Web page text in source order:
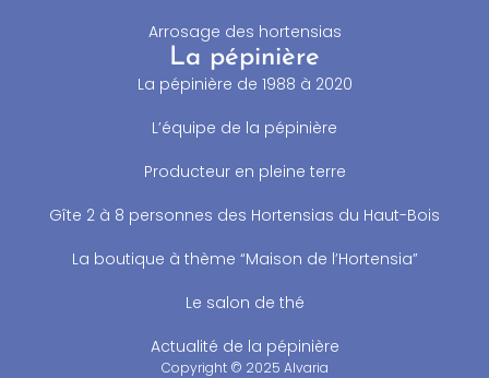
Arrosage des hortensias
La pépinière
La pépinière de 1988 à 2020
L’équipe de la pépinière
Producteur en pleine terre
Gîte 2 à 8 personnes des Hortensias du Haut-Bois
La boutique à thème “Maison de l’Hortensia”
Le salon de thé
Actualité de la pépinière
Copyright © 2025 Alvaria